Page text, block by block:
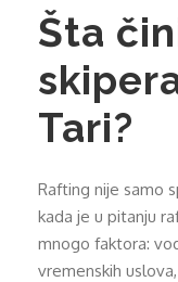
Šta
Tari?
Rafting nije samo
kada je u pitanju
mnogo faktora:
vremenskih